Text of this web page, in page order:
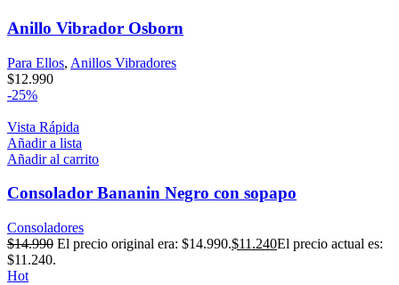
Anillo Vibrador Osborn
Para Ellos, Anillos Vibradores
$12.990
-25%
Vista Rápida
Añadir a lista
Añadir al carrito
Consolador Bananin Negro con sopapo
Consoladores
$14.990 El precio original era: $14.990.$11.240El precio actual es:
$11.240.
Hot